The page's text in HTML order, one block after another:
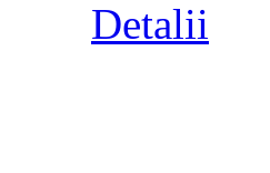
Detalii